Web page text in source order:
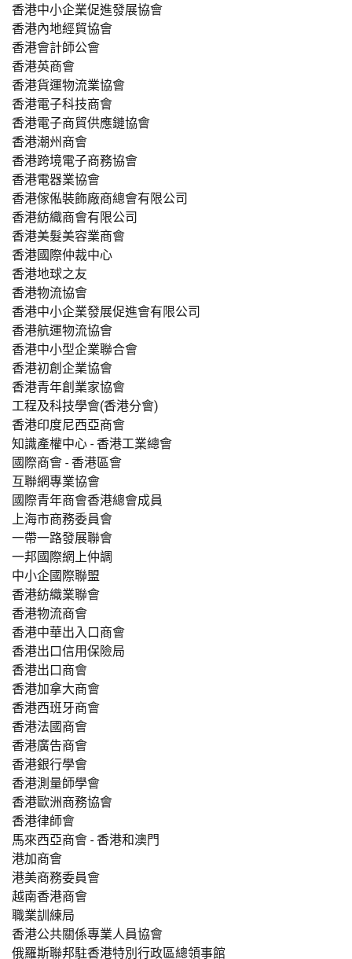
香港中小企業促進發展協會
香港內地經貿協會
香港會計師公會
香港英商會
香港貨運物流業協會
香港電子科技商會
香港電子商貿供應鏈協會
香港潮州商會
香港跨境電子商務協會
香港電器業協會
香港傢俬裝飾廠商總會有限公司
香港紡織商會有限公司
香港美髮美容業商會
香港國際仲裁中心
香港地球之友
香港物流協會
香港中小企業發展促進會有限公司
香港航運物流協會
香港中小型企業聯合會
香港初創企業協會
香港青年創業家協會
工程及科技學會(香港分會)
香港印度尼西亞商會
知識產權中心 - 香港工業總會
國際商會 - 香港區會
互聯網專業協會
國際青年商會香港總會成員
上海市商務委員會
一帶一路發展聯會
一邦國際網上仲調
中小企國際聯盟
香港紡織業聯會
香港物流商會
香港中華出入口商會
香港出口信用保險局
香港出口商會
香港加拿大商會
香港西班牙商會
香港法國商會
香港廣告商會
香港銀行學會
香港測量師學會
香港歐洲商務協會
香港律師會
馬來西亞商會 - 香港和澳門
港加商會
港美商務委員會
越南香港商會
職業訓練局
香港公共關係專業人員協會
俄羅斯聯邦駐香港特別行政區總領事館